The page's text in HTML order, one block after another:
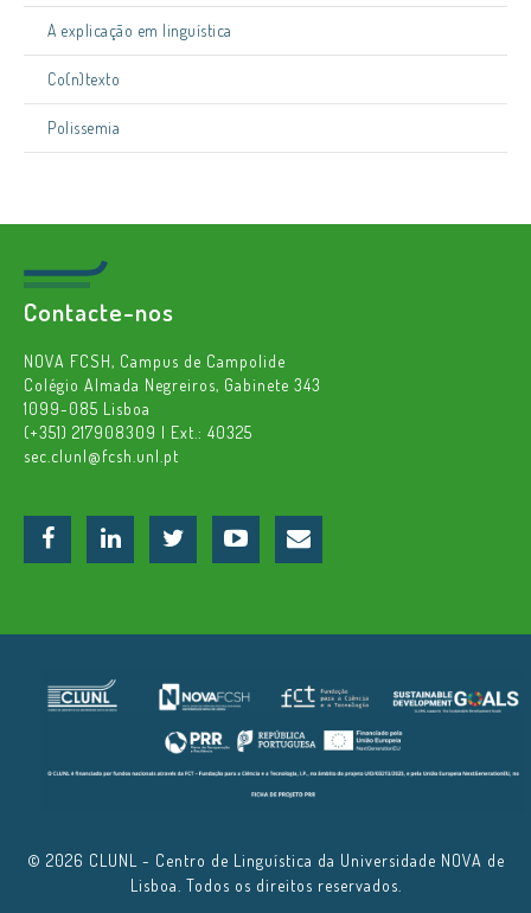
A explicação em linguística
Co(n)texto
Polissemia
Contacte-nos
NOVA FCSH, Campus de Campolide
Colégio Almada Negreiros, Gabinete 343
1099-085 Lisboa
(+351) 217908309 | Ext.: 40325
sec.clunl@fcsh.unl.pt
© 2026 CLUNL - Centro de Linguística da Universidade NOVA de
Lisboa. Todos os direitos reservados.